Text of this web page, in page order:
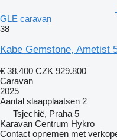
GLE caravan
38
Kabe Gemstone, Ametist
€ 38.400 CZK 929.800
Caravan
2025
Aantal slaapplaatsen 2
Tsjechië, Praha 5
Karavan Centrum Hykro
Contact opnemen met